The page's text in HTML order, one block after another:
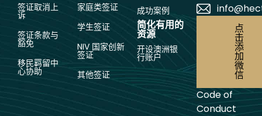
签证取消上
诉
签证条款与
豁免
移民羁留中
心协助
家庭类签证
学生签证
NIV 国家创新
签证
其他签证
成功案例
简化有用的
资源
开设澳洲银
行账户
点
击
添
加
微
信
Code of
Conduct